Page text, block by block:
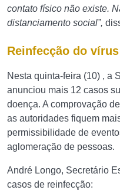
contato físico não existe.
distanciamento social”,
Reinfecção do
Nesta quinta-feira (10) , a
anunciou mais 12 casos
doença. A comprovação
as autoridades fiquem
permissibilidade de
aglomeração de pessoas.
André Longo, Secretário
casos de reinfecção: